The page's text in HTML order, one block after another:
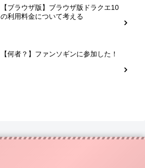
【ブラウザ版】ブラウザ版ドラクエ10
の利用料金について考える
【何者？】ファンソギンに参加した！